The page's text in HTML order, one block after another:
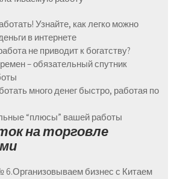
Узнайте, как легко можно
в интернете
не приводит к богатству?
– обязательный спутник
много денег быстро, работая по
“плюсы” вашей работы
на торговле
6.Организовываем бизнес с Китаем